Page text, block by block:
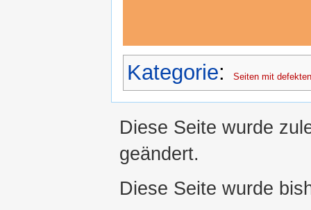
Kategorie: Seiten mit
Diese Seite wurde
geändert.
Diese Seite wurde